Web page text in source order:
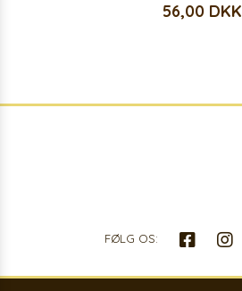
56,00 DKK
FØLG OS: